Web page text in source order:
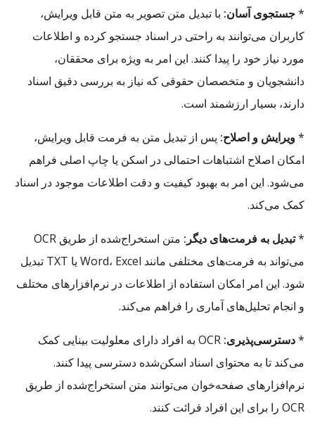
*جستجوی آسان: با تبدیل متن تصویر به متن قابل ویرایش،
کاربران می‌توانند به راحتی در اسناد جستجو کرده و اطلاعات
مورد نیاز خود را پیدا کنند. این امر به ویژه برای محققان،
دانشجویان و متخصصان حقوقی که نیاز به بررسی دقیق اسناد
دارند، بسیار ارزشمند است.
*ویرایش و اصلاح: پس از تبدیل متن به فرمت قابل ویرایش،
امکان اصلاح اشتباهات احتمالی در اسکن یا چاپ اصلی فراهم
می‌شود. این امر به بهبود کیفیت و دقت اطلاعات موجود در اسناد
کمک می‌کند.
*تبدیل به فرمت‌های دیگر:
متن استخراج‌شده از طریق OCR
می‌تواند به فرمت‌های مختلفی مانند Word، Excel یا TXT تبدیل
شود. این امر امکان استفاده از اطلاعات در نرم‌افزارهای مختلف
و انجام تحلیل‌های آماری را فراهم می‌کند.
*دسترسی‌پذیری:
OCR به افراد دارای معلولیت بینایی کمک
می‌کند تا به محتوای اسناد اسکن‌شده دسترسی پیدا کنند.
نرم‌افزارهای صفحه‌خوان می‌توانند متن استخراج‌شده از طریق
OCR را برای این افراد قرائت کنند.